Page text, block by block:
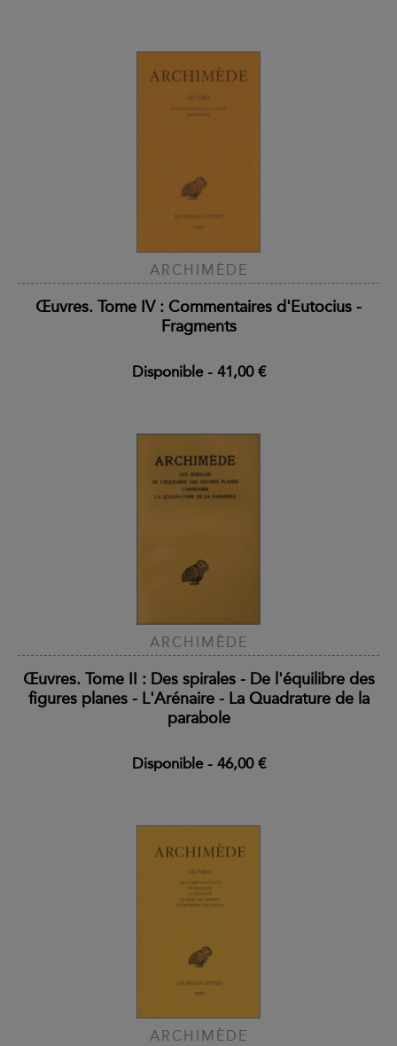
ARCHIMÈDE
Œuvres. Tome IV : Commentaires d'Eutocius -
Fragments
Disponible- 41,00 €
ARCHIMÈDE
Œuvres. Tome II : Des spirales - De l'équilibre des
figures planes - L'Arénaire - La Quadrature de la
parabole
Disponible- 46,00 €
ARCHIMÈDE